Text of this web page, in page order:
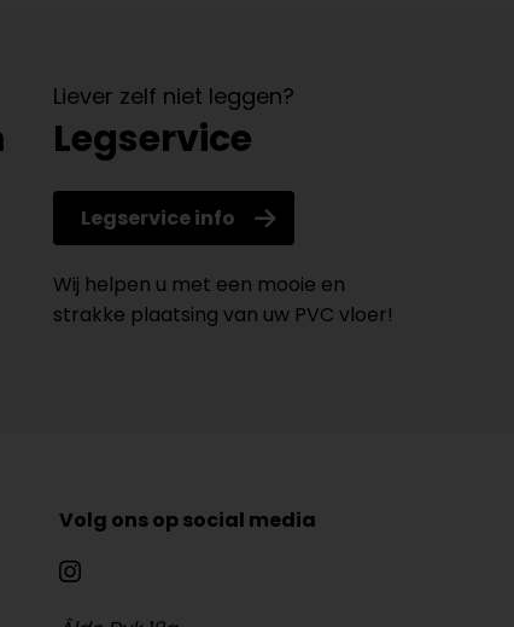
Liever zelf niet leggen?
Legservice
Legservice info
Wij helpen u met een mooie en
strakke plaatsing van uw PVC vloer!
Volg ons op social media